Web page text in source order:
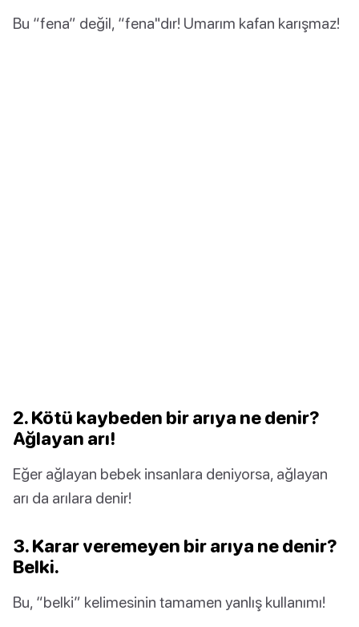
Bu “fena” değil, “fena"dır! Umarım kafan karışmaz!
2. Kötü kaybeden bir arıya ne denir?
Ağlayan arı!
Eğer ağlayan bebek insanlara deniyorsa, ağlayan
arı da arılara denir!
3. Karar veremeyen bir arıya ne denir?
Belki.
Bu, “belki” kelimesinin tamamen yanlış kullanımı!